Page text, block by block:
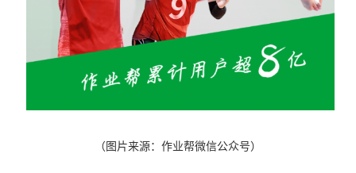
（图片来源：作业帮微信公众号）